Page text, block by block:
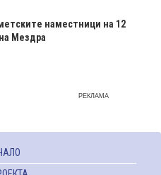
наместници на 12
Мездра
РЕКЛАМА